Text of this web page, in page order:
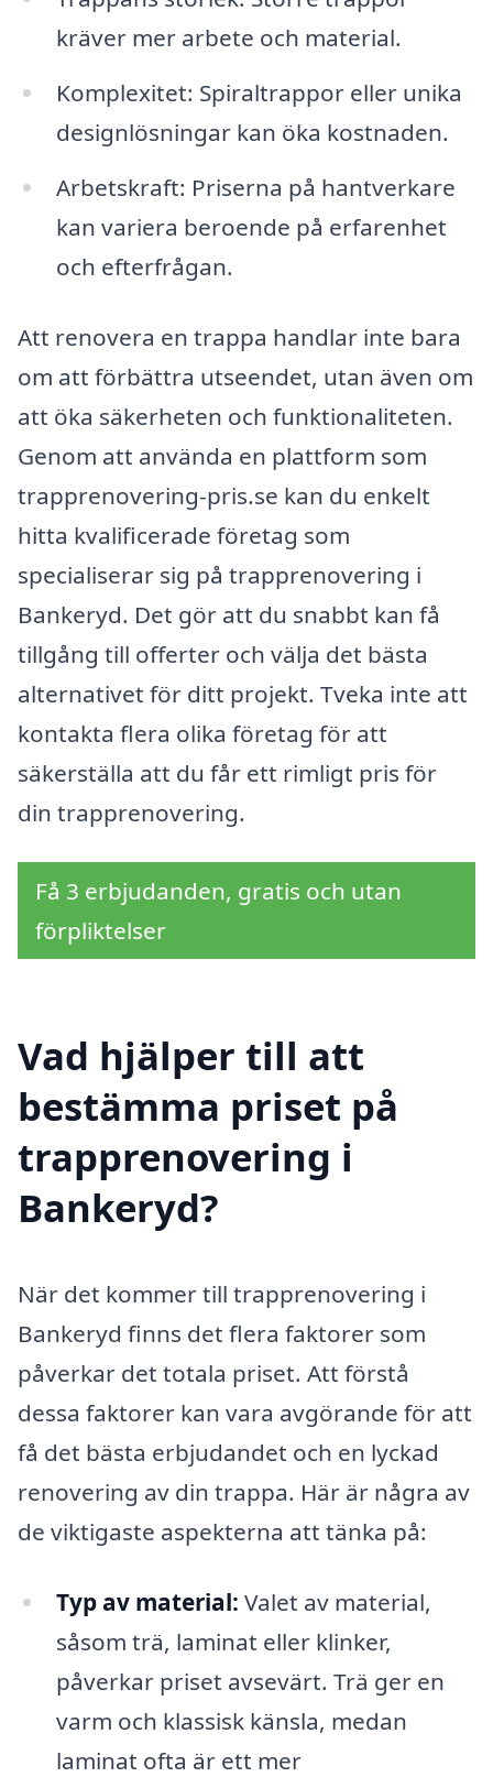
kräver mer arbete och material.
Komplexitet: Spiraltrappor eller unika
designlösningar kan öka kostnaden.
Arbetskraft: Priserna på hantverkare
kan variera beroende på erfarenhet
och efterfrågan.
Att renovera en trappa handlar inte bara
om att förbättra utseendet, utan även om
att öka säkerheten och funktionaliteten.
Genom att använda en plattform som
trapprenovering-pris.se kan du enkelt
hitta kvalificerade företag som
specialiserar sig på trapprenovering i
Bankeryd. Det gör att du snabbt kan få
tillgång till offerter och välja det bästa
alternativet för ditt projekt. Tveka inte att
kontakta flera olika företag för att
säkerställa att du får ett rimligt pris för
din trapprenovering.
Få 3 erbjudanden, gratis och utan
förpliktelser
Vad hjälper till att
bestämma priset på
trapprenovering i
Bankeryd?
När det kommer till trapprenovering i
Bankeryd finns det flera faktorer som
påverkar det totala priset. Att förstå
dessa faktorer kan vara avgörande för att
få det bästa erbjudandet och en lyckad
renovering av din trappa. Här är några av
de viktigaste aspekterna att tänka på:
Typ av material: Valet av material,
såsom trä, laminat eller klinker,
påverkar priset avsevärt. Trä ger en
varm och klassisk känsla, medan
laminat ofta är ett mer